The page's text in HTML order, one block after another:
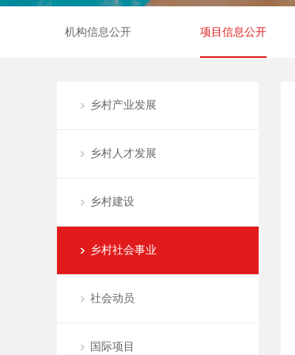
机构信息公开 项目信息公开
乡村产业发展
乡村人才发展
乡村建设
乡村社会事业
社会动员
国际项目